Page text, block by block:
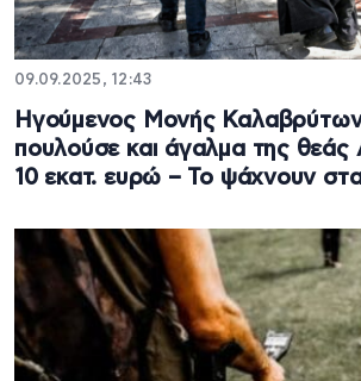
09.09.2025, 12:43
Ηγούμενος Μονής
πουλούσε και άγαλμα της θεάς
10 εκατ. ευρώ – Το ψάχνουν